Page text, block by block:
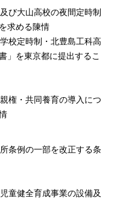
び大山高校の夜間定時制
求める陳情
校定時制・北豊島工科高
」を東京都に提出するこ
権・共同養育の導入につ
条例の一部を改正する条
童健全育成事業の設備及